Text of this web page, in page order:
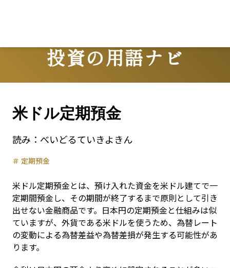
投資の用語ナビ
Terms
米ドル定期預金
読み： べいどるていきよきん
＃ 定期預金
米ドル定期預金とは、預け入れた資金を米ドル建てで一
定期間預金し、その期間が終了するまで原則として引き
出せない金融商品です。日本円の定期預金と仕組みは似
ていますが、外貨である米ドルを使うため、為替レート
の変動による為替差益や為替差損が発生する可能性があ
ります。